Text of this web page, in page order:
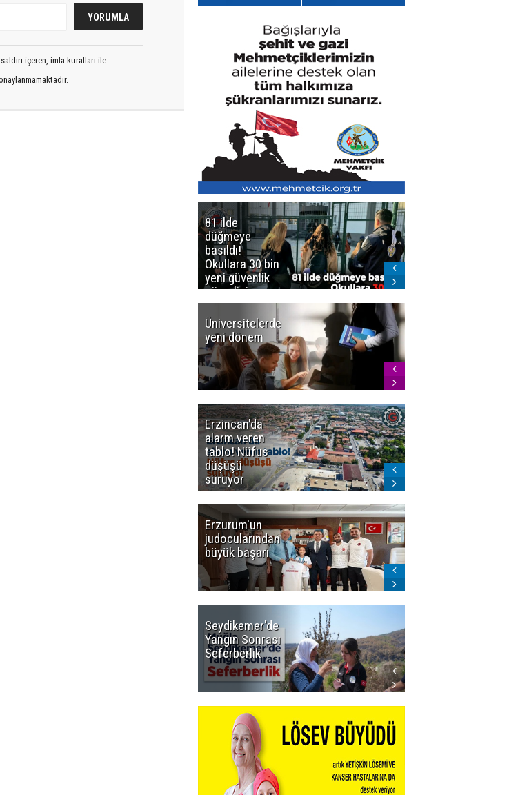
içeren, imla kuralları ile
81 ilde
düğmeye
basıldı!
Okullara 30 bin
yeni güvenlik
görevlisi
Üniversitelerde
yeni dönem
Erzincan'da
alarm veren
tablo! Nüfus
düşüşü
sürüyor
Erzurum'un
judocularından
büyük başarı
Seydikemer'de
Yangın Sonrası
Seferberlik